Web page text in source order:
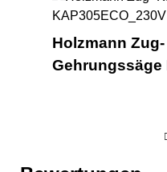
Holzmann
Gehrungssäge